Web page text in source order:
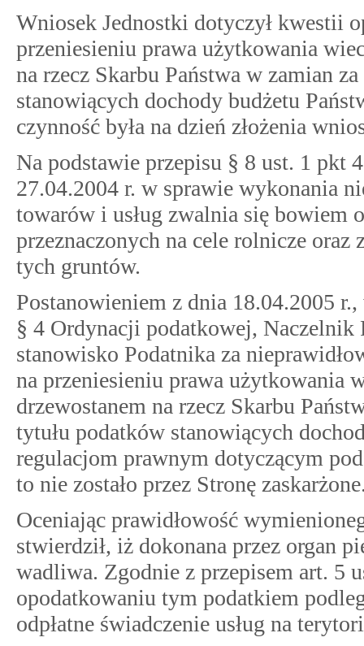
Wniosek Jednostki dotyczył kwestii
przeniesieniu prawa użytkowania
na rzecz Skarbu Państwa w zamian
stanowiących dochody budżetu
czynność była na dzień złożenia
Na podstawie przepisu § 8 ust. 1 pkt
27.04.2004 r. w sprawie wykonania
towarów i usług zwalnia się bowiem
przeznaczonych na cele rolnicze
tych gruntów.
Postanowieniem z dnia 18.04.2005
§ 4 Ordynacji podatkowej, Naczelnik
stanowisko Podatnika za
na przeniesieniu prawa użytkowania
drzewostanem na rzecz Skarbu
tytułu podatków stanowiących
regulacjom prawnym dotyczącym
to nie zostało przez Stronę
Oceniając prawidłowość
stwierdził, iż dokonana przez organ
wadliwa. Zgodnie z przepisem art. 5
opodatkowaniu tym podatkiem
odpłatne świadczenie usług na